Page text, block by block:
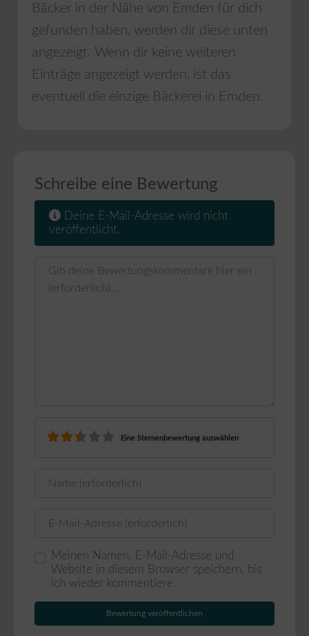
Bäcker in der Nähe von Emden für dich
gefunden haben, werden dir diese unten
angezeigt. Wenn dir keine weiteren
Einträge angezeigt werden, ist das
eventuell die einzige Bäckerei in Emden .
Schreibe eine Bewertung
Deine E-Mail-Adresse wird nicht
veröffentlicht.
Eine Sternenbewertung auswählen
Meinen Namen, E-Mail-Adresse und
Website in diesem Browser speichern, bis
ich wieder kommentiere.